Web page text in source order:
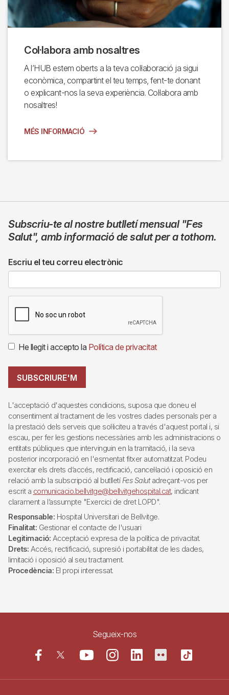
Col·labora amb nosaltres
A l’HUB estem oberts a la teva col·laboració ja sigui
econòmica, compartint el teu temps, fent-te donant
o explicant-nos la seva experiència. Col·labora amb
nosaltres!
MÉS INFORMACIÓ
Subscriu-te al nostre butlletí mensual "Fes
Salut", amb informació de salut per a tothom.
Escriu el teu correu electrònic
He llegit i accepto la Política de privacitat
SUBSCRIURE'M
L'acceptació d'aquestes condicions, suposa que doneu el
consentiment al tractament de les vostres dades personals per a
la prestació dels serveis que sol·liciteu a través d'aquest portal i, si
escau, per fer les gestions necessàries amb les administracions o
entitats públiques que intervinguin en la tramitació, i la seva
posterior incorporació en l'esmentat fitxer automatitzat. Podeu
exercitar els drets d’accés, rectificació, cancel·lació i oposició en
relació amb la subscripció al butlletí Fes Salutadreçant-vos per
escrit a comunicacio.bellvitge@bellvitgehospital.cat, indicant
clarament a l’assumpte "Exercici de dret LOPD".
Responsable: Hospital Universitari de Bellvitge.
Finalitat: Gestionar el contacte de l'usuari
Legitimació: Acceptació expresa de la política de privacitat.
Drets: Accés, rectificació, supresió i portabilitat de les dades,
limitació i oposició al seu tractament.
Procedència: El propi interessat.
Segueix-nos